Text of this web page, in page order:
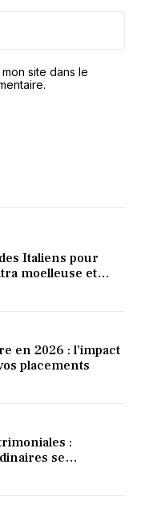
site dans le
Italiens pour
moelleuse et
en 2026 : l’impact
placements
:
se
Bercy